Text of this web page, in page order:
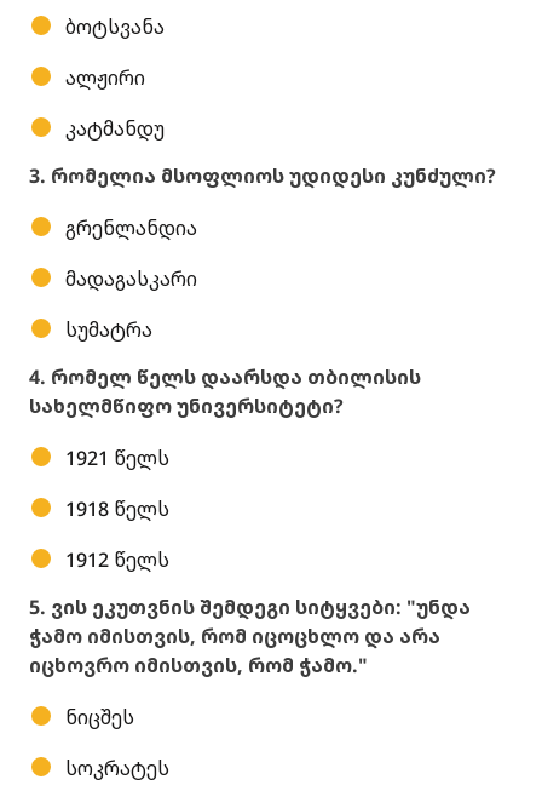
ბოტსვანა
ალჟირი
კატმანდუ
3. რომელია მსოფლიოს უდიდესი კუნძული?
გრენლანდია
მადაგასკარი
სუმატრა
4. რომელ წელს დაარსდა თბილისის
სახელმწიფო უნივერსიტეტი?
1921 წელს
1918 წელს
1912 წელს
5. ვის ეკუთვნის შემდეგი სიტყვები: "უნდა
ჭამო იმისთვის, რომ იცოცხლო და არა
იცხოვრო იმისთვის, რომ ჭამო."
ნიცშეს
სოკრატეს